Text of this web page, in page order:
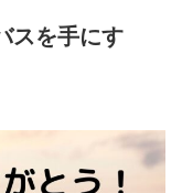
スを手にす